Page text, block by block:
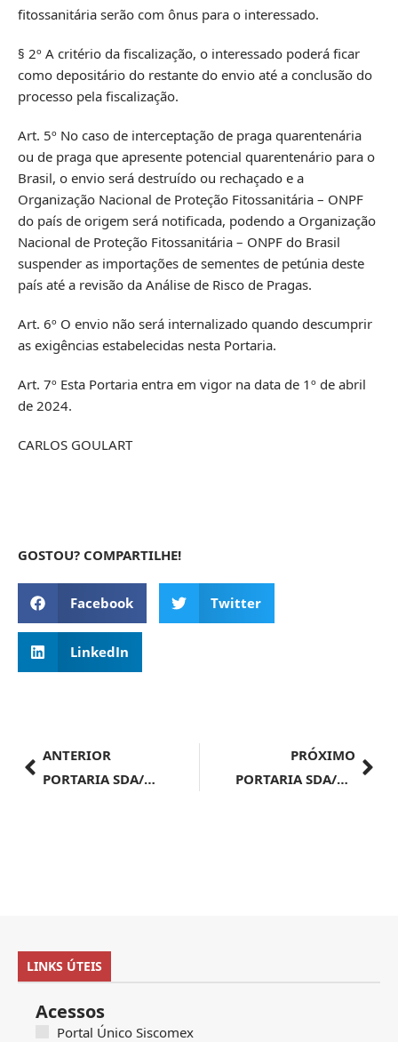
fitossanitária serão com ônus para o interessado.
§ 2º A critério da fiscalização, o interessado poderá ficar
como depositário do restante do envio até a conclusão do
processo pela fiscalização.
Art. 5º No caso de interceptação de praga quarentenária
ou de praga que apresente potencial quarentenário para o
Brasil, o envio será destruído ou rechaçado e a
Organização Nacional de Proteção Fitossanitária – ONPF
do país de origem será notificada, podendo a Organização
Nacional de Proteção Fitossanitária – ONPF do Brasil
suspender as importações de sementes de petúnia deste
país até a revisão da Análise de Risco de Pragas.
Art. 6º O envio não será internalizado quando descumprir
as exigências estabelecidas nesta Portaria.
Art. 7º Esta Portaria entra em vigor na data de 1º de abril
de 2024.
CARLOS GOULART
GOSTOU? COMPARTILHE!
Facebook Twitter
LinkedIn
ANTERIOR
PORTARIA SDA/MAPA Nº 1.058, DE 20 DE MARÇO DE 2024
PRÓXIMO
PORTARIA SDA/MAPA Nº 1.056, DE 8 DE MARÇO DE 2024
LINKS ÚTEIS
Acessos
Portal Único Siscomex